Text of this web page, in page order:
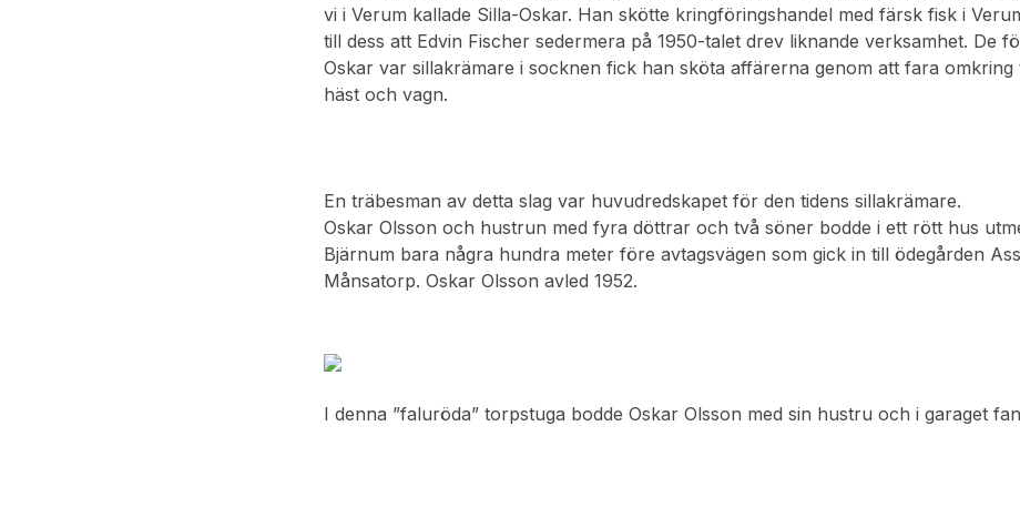
vi i Verum kallade Silla-Oskar. Han skötte kringföringshandel med färsk fisk i
till dess att Edvin Fischer sedermera på 1950-talet drev liknande verksamhet. De
Oskar var sillakrämare i socknen fick han sköta affärerna genom att fara omkring
häst och vagn.
En träbesman av detta slag var huvudredskapet för den tidens sillakrämare.
Oskar Olsson och hustrun med fyra döttrar och två söner bodde i ett rött hus
Bjärnum bara några hundra meter före avtagsvägen som gick in till ödegården
Månsatorp. Oskar Olsson avled 1952.
I denna ”faluröda” torpstuga bodde Oskar Olsson med sin hustru och i garaget